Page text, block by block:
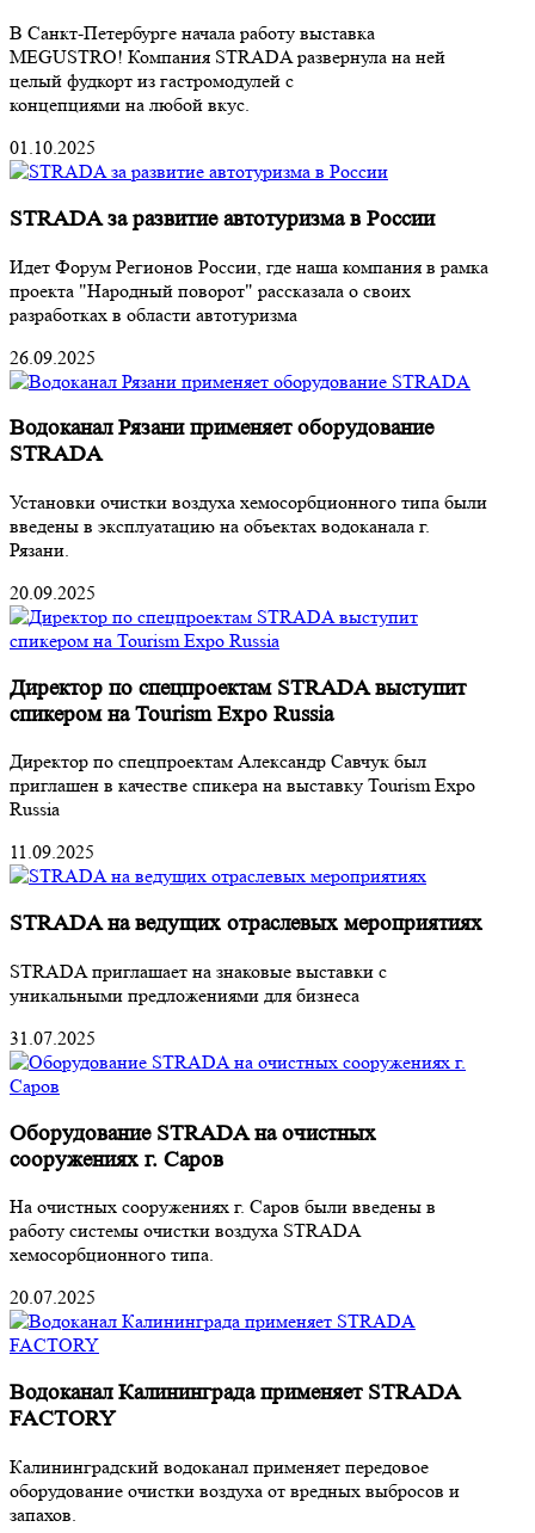
В Санкт-Петербурге начала работу выставка
MEGUSTRO! Компания STRADA развернула на ней
целый фудкорт из гастромодулей с
концепциями на любой вкус.
01.10.2025
STRADA за развитие автотуризма в России
Идет Форум Регионов России, где наша компания в рамка
проекта "Народный поворот" рассказала о своих
разработках в области автотуризма
26.09.2025
Водоканал Рязани применяет оборудование
STRADA
Установки очистки воздуха хемосорбционного типа были
введены в эксплуатацию на объектах водоканала г.
Рязани.
20.09.2025
Директор по спецпроектам STRADA выступит
спикером на Tourism Expo Russia
Директор по спецпроектам Александр Савчук был
приглашен в качестве спикера на выставку Tourism Expo
Russia
11.09.2025
STRADA на ведущих отраслевых мероприятиях
STRADA приглашает на знаковые выставки с
уникальными предложениями для бизнеса
31.07.2025
Оборудование STRADA на очистных
сооружениях г. Саров
На очистных сооружениях г. Саров были введены в
работу системы очистки воздуха STRADA
хемосорбционного типа.
20.07.2025
Водоканал Калининграда применяет STRADA
FACTORY
Калининградский водоканал применяет передовое
оборудование очистки воздуха от вредных выбросов и
запахов.